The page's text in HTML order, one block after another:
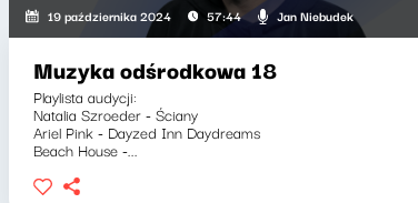
19 października 2024 57:44 Jan Niebudek
Muzyka odśrodkowa 18
Playlista audycji:
Natalia Szroeder - Ściany
Ariel Pink - Dayzed Inn Daydreams
Beach House -...